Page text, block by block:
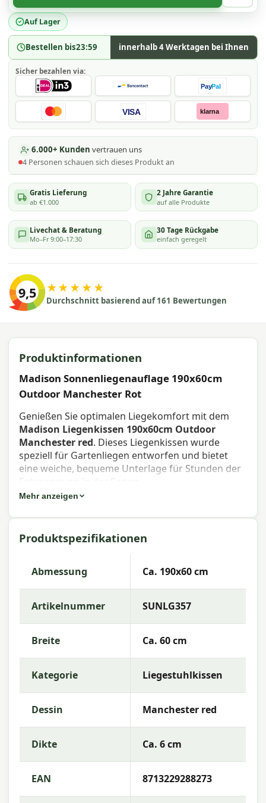
Auf Lager
Bestellen bis23:59 innerhalb 4 Werktagen bei Ihnen
Sicher bezahlen via:
PayPal
VISA klarna
6.000+ Kunden vertrauen uns
4 Personen schauen sich dieses Produkt an
Gratis Lieferung
ab €1.000
2 Jahre Garantie
auf alle Produkte
Livechat & Beratung
Mo–Fr 9:00–17:30
30 Tage Rückgabe
einfach geregelt
9,5 ★★★★★
Durchschnitt basierend auf 161 Bewertungen
Produktinformationen
Madison Sonnenliegenauflage 190x60cm
Outdoor Manchester Rot
Genießen Sie optimalen Liegekomfort mit dem
Madison Liegenkissen 190x60cm Outdoor
Manchester red. Dieses Liegenkissen wurde
speziell für Gartenliegen entworfen und bietet
eine weiche, bequeme Unterlage für Stunden der
Entspannung in der Sonne.
Artikelnummer:
EAN:8713229288273
Abmessung:
Ca. 190x60 cm
Stoff:100% Acryl
Füllung:
Farbechtheit:
Wasserabweisend:Wasserabweisend
Garantie:
Gebrauchsanweisung
Mehr anzeigen
Produktspezifikationen
Abmessung Ca. 190x60 cm
Artikelnummer SUNLG357
Breite Ca. 60 cm
Kategorie Liegestuhlkissen
Dessin Manchester red
Dikte Ca. 6 cm
EAN 8713229288273